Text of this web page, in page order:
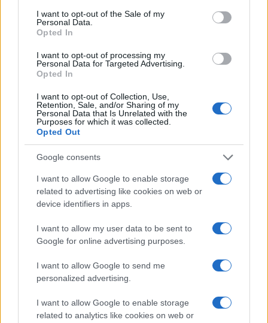
consent section.
I want to opt-out of the Sale of my
Personal Data.
Opted In
I want to opt-out of processing my
Personal Data for Targeted Advertising.
Opted In
I want to opt-out of Collection, Use,
Retention, Sale, and/or Sharing of my
Personal Data that Is Unrelated with the
Purposes for which it was collected.
Opted Out
Google consents
I want to allow Google to enable storage
related to advertising like cookies on web or
device identifiers in apps.
I want to allow my user data to be sent to
Google for online advertising purposes.
I want to allow Google to send me
personalized advertising.
I want to allow Google to enable storage
related to analytics like cookies on web or
I nostri cari
I nostri cari
Giovannimaria Cabras
Segnala